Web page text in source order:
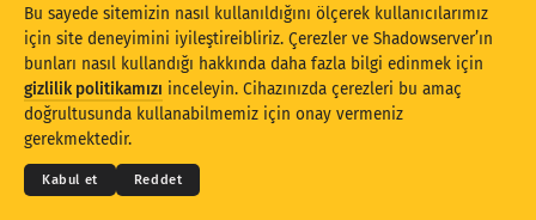
Güncelle Sıfırla
PNG olarak indir
© 2026THE SHADOWSERVER FOUNDATION
Gizlilik ve Şartlar
Bizimle İletişime Geçin Krediler
Bu sayede sitemizin nasıl kullanıldığını ölçerek kullanıcılarımız
için site deneyimini iyileştireibliriz. Çerezler ve Shadowserver’ın
bunları nasıl kullandığı hakkında daha fazla bilgi edinmek için
gizlilik politikamızı inceleyin. Cihazınızda çerezleri bu amaç
doğrultusunda kullanabilmemiz için onay vermeniz
gerekmektedir.
Kabul et Reddet